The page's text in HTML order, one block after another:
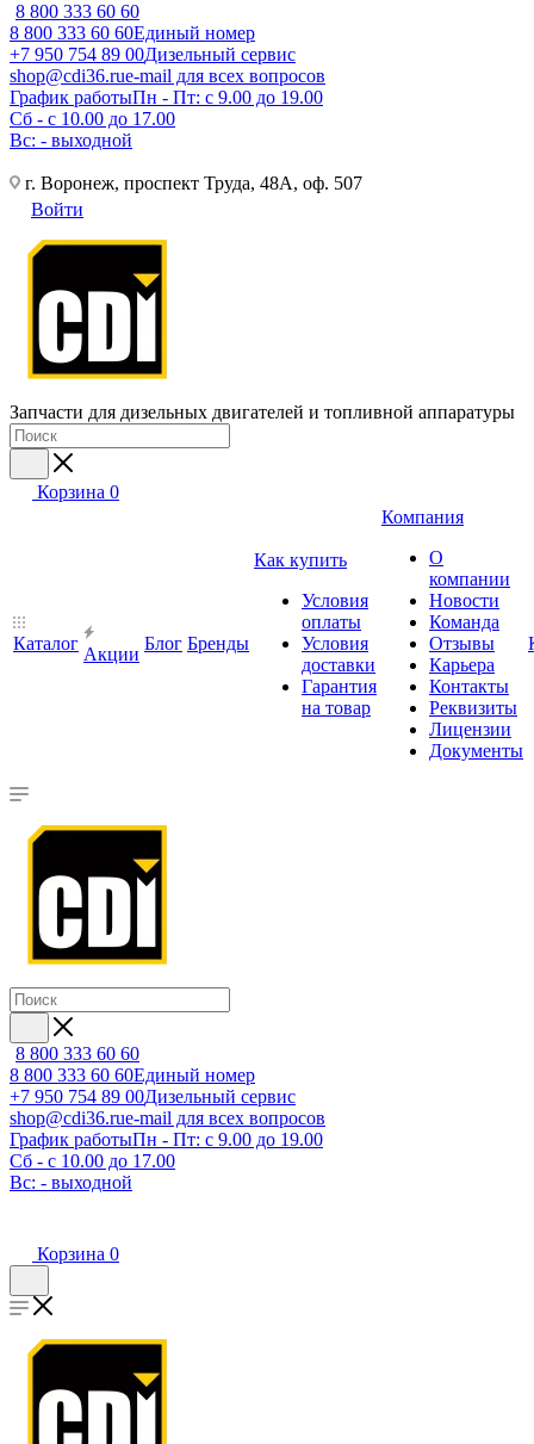
8 800 333 60 60
8 800 333 60 60Единый номер
+7 950 754 89 00Дизельный сервис
shop@cdi36.rue-mail для всех вопросов
График работыПн - Пт: с 9.00 до 19.00
Сб - с 10.00 до 17.00
Вс: - выходной
г. Воронеж, проспект Труда, 48А, оф. 507
Войти
Запчасти для дизельных двигателей и топливной аппаратуры
Корзина 0
Каталог
Акции
Блог Бренды
Как купить
Условия
оплаты
Условия
доставки
Гарантия
на товар
Компания
О
компании
Новости
Команда
Отзывы
Карьера
Контакты
Реквизиты
Лицензии
Документы
8 800 333 60 60
8 800 333 60 60Единый номер
+7 950 754 89 00Дизельный сервис
shop@cdi36.rue-mail для всех вопросов
График работыПн - Пт: с 9.00 до 19.00
Сб - с 10.00 до 17.00
Вс: - выходной
Корзина 0